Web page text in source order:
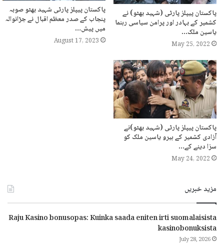
پاکستان پیپلز پارٹی (شہید بھٹو) نے
کشمیر کے بہادر اور پرامن سیاسی رہنما
یاسین ملک…
May 25, 2022
پاکستان پیپلز پارٹی شہید بھٹو صوبہ
پنجاب کے صدر معظم اقبال نے جڑانوالہ
میں پیش…
August 17, 2023
پاکستان پیپلز پارٹی (شہید بھٹو)نے
آزادی کشمیر کے ہیرو یاسین ملک کو
سزا دینے کے…
May 24, 2022
مزید خبریں
Raju Kasino bonusopas: Kuinka saada eniten irti suomalaisista
kasinobonuksista
July 28, 2026